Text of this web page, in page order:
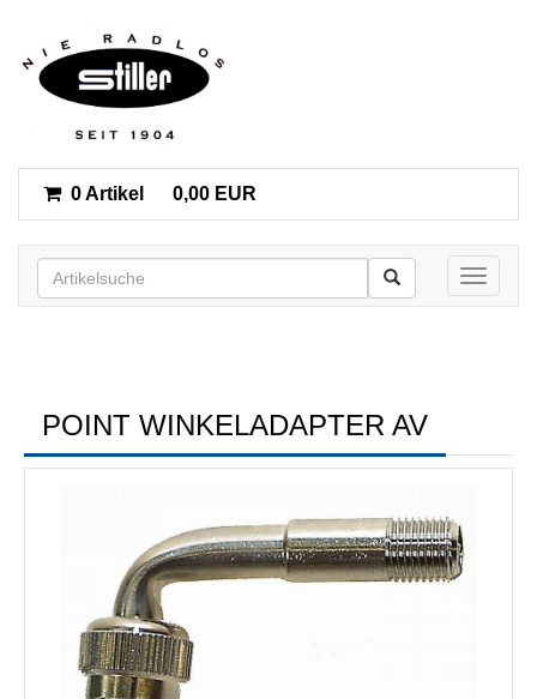
0 Artikel 0,00 EUR
Toggle
POINT WINKELADAPTER AV